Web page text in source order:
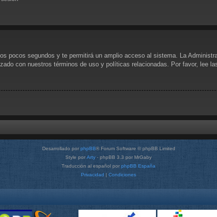
pocos segundos y te permitirá un amplio acceso al sistema. La
con nuestros términos de uso y políticas relacionadas. Por favor, lee
Desarrollado por phpBB® Forum Software © phpBB Limited
Style por Arty - phpBB 3.3 por MrGaby
Traducción al español por phpBB España
Privacidad | Condiciones